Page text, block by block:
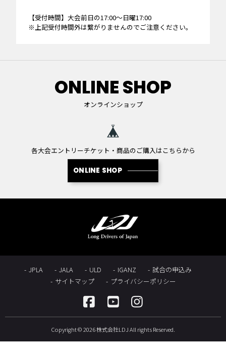
【受付時間】大会前日の17:00～日曜17:00
※上記受付時間外は繋がりませんのでご注意ください。
ONLINE SHOP
オンラインショップ
各大会エントリーチケット・商品のご購入はこちらから
ONLINE SHOP
JPLA JALA ULD IGANZ
試合の申込み
サイトマップ
プライバシーポリシー
Copyright © 2026 株式会社LDJ All rights Reserved.